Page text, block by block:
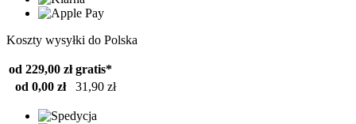
Koszty wysyłki do Polska
od 229,00 zł gratis*
od 0,00 zł
31,90 zł